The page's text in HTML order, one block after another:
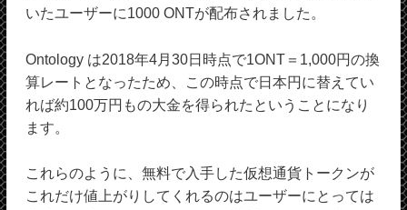
いたユーザーに1000 ONTが配布されました。
Ontology は2018年4月30日時点で1ONT＝1,000円の換
算レートとなったため、この時点で日本円に替えてい
れば約100万円もの大金を得られたということになり
ます。
これらのように、無料で入手した仮想通貨トークンが
これだけ値上がりしてくれるのはユーザーにとっては